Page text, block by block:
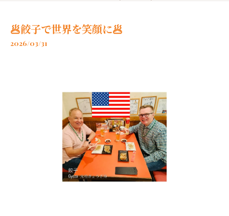
🥟餃子で世界を笑顔に🥟
2026/03/31